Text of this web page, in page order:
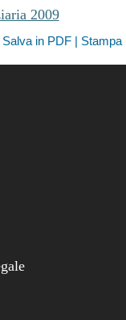
2009
Salva in PDF | Stampa